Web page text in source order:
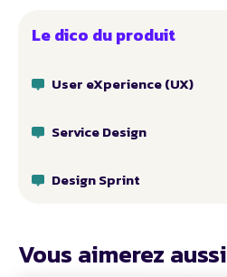
Le dico du produit
User eXperience (UX)
Service Design
Design Sprint
Vous aimerez aussi